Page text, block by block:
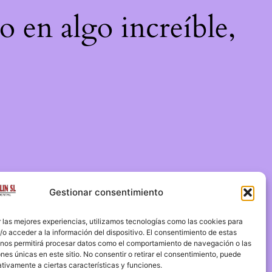
Gestionar consentimiento
las mejores experiencias, utilizamos tecnologías como las cookies para
o acceder a la información del dispositivo. El consentimiento de estas
permitirá procesar datos como el comportamiento de navegación o las
únicas en este sitio. No consentir o retirar el consentimiento, puede
a ciertas características y funciones.
en algo increíble,